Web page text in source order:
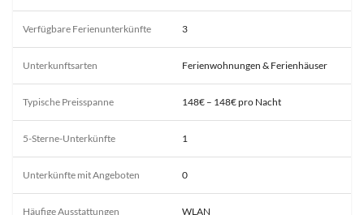
Verfügbare Ferienunterkünfte 3
Unterkunftsarten Ferienwohnungen & Ferienhäuser
Typische Preisspanne 148€ – 148€ pro Nacht
5-Sterne-Unterkünfte 1
Unterkünfte mit Angeboten 0
Häufige Ausstattungen WLAN